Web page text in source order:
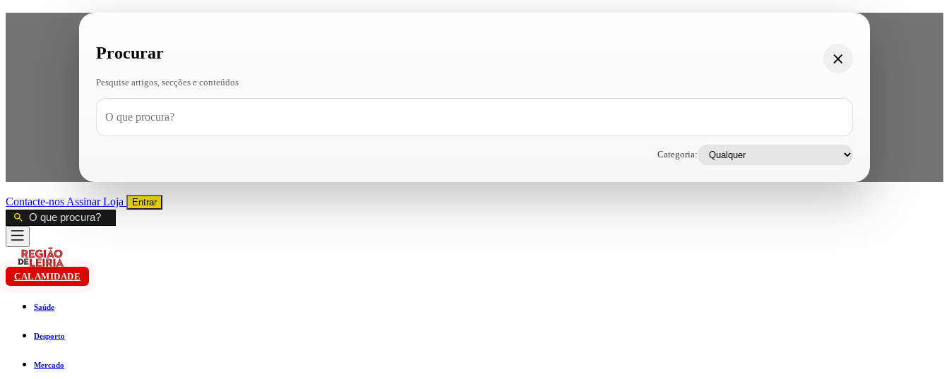
Procurar
Pesquise artigos, secções e conteúdos
Categoria:
Contacte-nos AssinarLoja Entrar
CALAMIDADE
Saúde
Desporto
Mercado